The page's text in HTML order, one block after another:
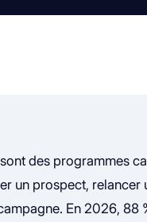
des programmes
un prospect,
En 2026, 88